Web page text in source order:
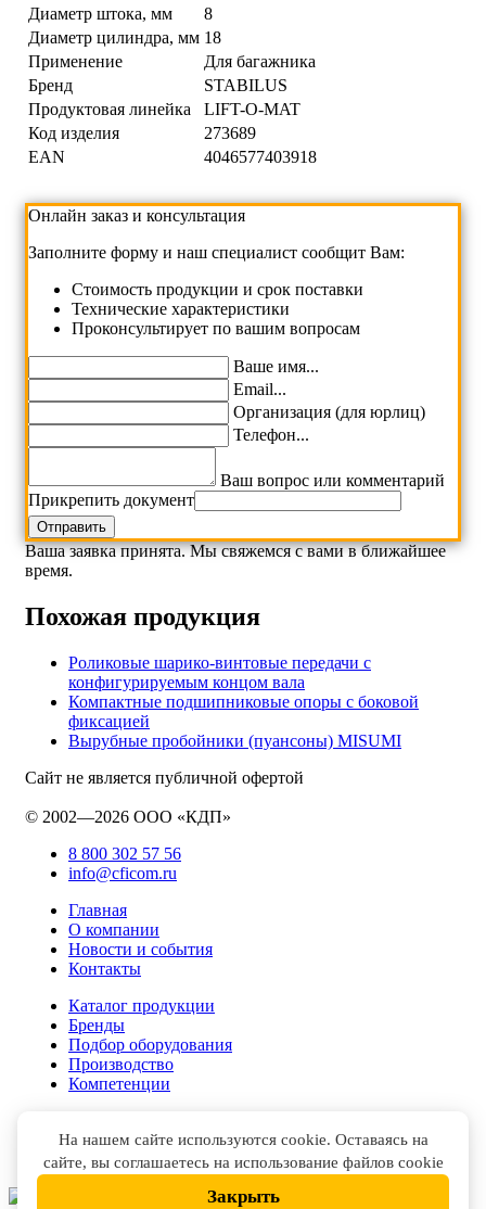
Диаметр штока, мм
8
Диаметр цилиндра, мм 18
Применение
Для багажника
Бренд
STABILUS
Продуктовая линейка
LIFT-O-MAT
Код изделия
273689
EAN
4046577403918
Онлайн заказ и консультация
Заполните форму и наш специалист сообщит Вам:
Cтоимость продукции и срок поставки
Технические характеристики
Проконсультирует по вашим вопросам
Ваше имя...
Email...
Организация (для юрлиц)
Телефон...
Ваш вопрос или комментарий
Прикрепить документ
Ваша заявка принята. Мы свяжемся с вами в ближайшее
время.
Похожая продукция
Роликовые шарико-винтовые передачи с
конфигурируемым концом вала
Компактные подшипниковые опоры с боковой
фиксацией
Вырубные пробойники (пуансоны) MISUMI
Сайт не является публичной офертой
© 2002—2026 ООО «КДП»
8 800 302 57 56
info@cficom.ru
Главная
О компании
Новости и события
Контакты
Каталог продукции
Бренды
Подбор оборудования
Производство
Компетенции
НАПИСАТЬ В
На нашем сайте используются cookie. Оставаясь на
сайте, вы соглашаетесь на использование файлов cookie
Закрыть